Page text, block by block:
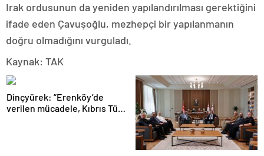
Irak ordusunun da yeniden yapılandırılması gerektiğini
ifade eden Çavuşoğlu, mezhepçi bir yapılanmanın
doğru olmadığını vurguladı.
Kaynak: TAK
Dinçyürek: “Erenköy’de
verilen mücadele, Kıbrıs Türk